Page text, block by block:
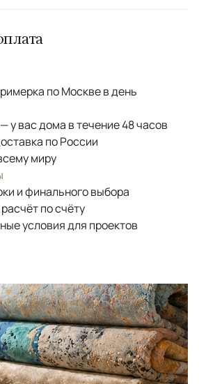
по Москве в день
у вас дома в течение 48 часов
по России
миру
и финального выбора
по счёту
условия для проектов